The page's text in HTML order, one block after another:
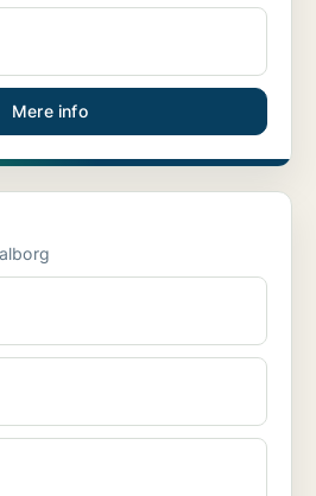
Mere info